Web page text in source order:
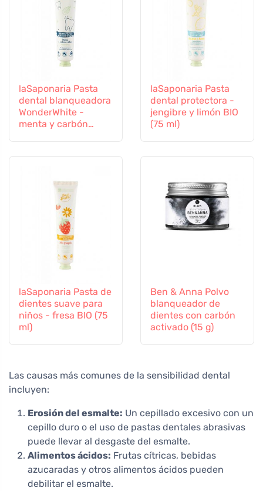
laSaponaria Pasta
dental blanqueadora
WonderWhite -
menta y carbón
laSaponaria Pasta
dental protectora -
jengibre y limón BIO
(75 ml)
laSaponaria Pasta de
dientes suave para
niños - fresa BIO (75
ml)
Ben & Anna Polvo
blanqueador de
dientes con carbón
activado (15 g)
Las causas más comunes de la sensibilidad dental
incluyen:
Erosión del esmalte: Un cepillado excesivo con un
cepillo duro o el uso de pastas dentales abrasivas
puede llevar al desgaste del esmalte.
Alimentos ácidos: Frutas cítricas, bebidas
azucaradas y otros alimentos ácidos pueden
debilitar el esmalte.